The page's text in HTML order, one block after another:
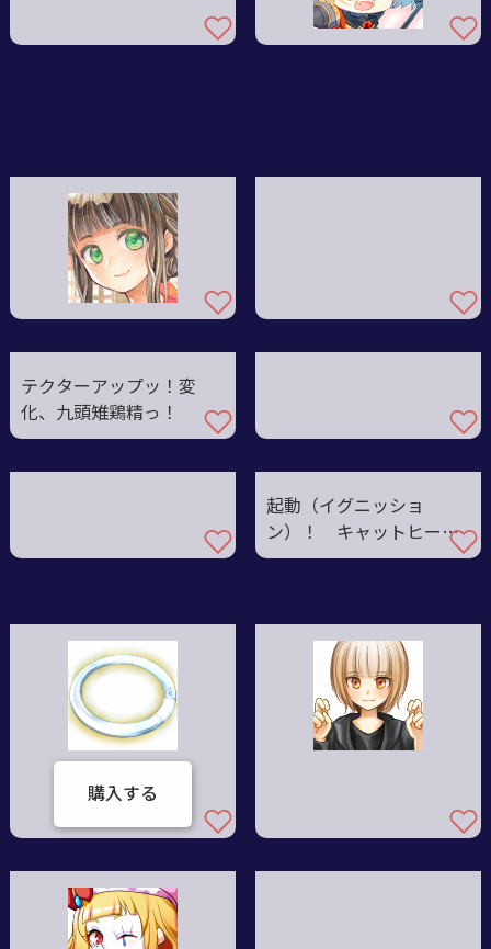
テクターアップッ！変
化、九頭雉鶏精っ！
起動（イグニッショ
ン）！ キャットヒーロ
ー
購入する